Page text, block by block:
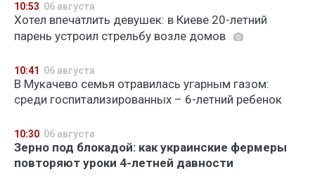
10:53 06 августа
Хотел впечатлить девушек: в Киеве 20-летний
парень устроил стрельбу возле домов
10:41 06 августа
В Мукачево семья отравилась угарным газом:
среди госпитализированных – 6-летний ребенок
10:30 06 августа
Зерно под блокадой: как украинские фермеры
повторяют уроки 4-летней давности